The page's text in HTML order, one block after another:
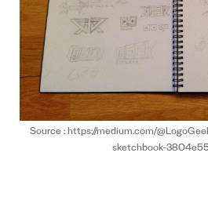
Source : https://medium.com/
sketchbook-